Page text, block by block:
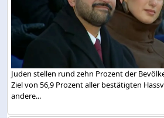
Juden stellen rund zehn Prozent der
Ziel von 56,9 Prozent aller bestätigten
andere...